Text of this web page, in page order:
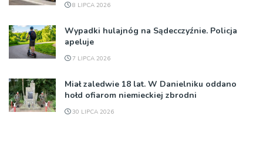
8 LIPCA 2026
Wypadki hulajnóg na Sądecczyźnie. Policja
apeluje
7 LIPCA 2026
Miał zaledwie 18 lat. W Danielniku oddano
hołd ofiarom niemieckiej zbrodni
30 LIPCA 2026